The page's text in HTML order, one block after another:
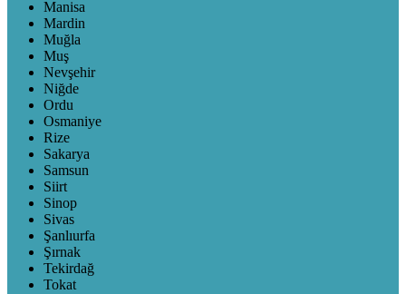
Manisa
Mardin
Muğla
Muş
Nevşehir
Niğde
Ordu
Osmaniye
Rize
Sakarya
Samsun
Siirt
Sinop
Sivas
Şanlıurfa
Şırnak
Tekirdağ
Tokat